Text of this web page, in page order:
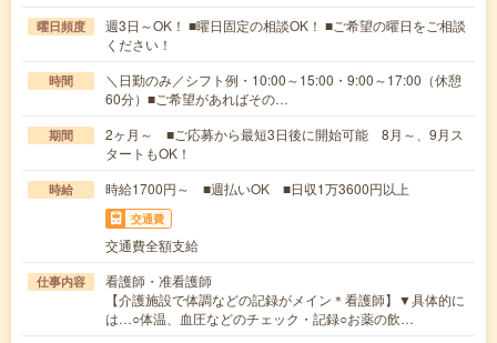
曜日頻度
週3日～OK！ ■曜日固定の相談OK！ ■ご希望の曜日をご相談
ください！
時間
＼日勤のみ／シフト例・10:00～15:00・9:00～17:00（休憩
60分）■ご希望があればその…
期間
2ヶ月～ ■ご応募から最短3日後に開始可能 8月～、9月ス
タートもOK！
時給 時給1700円～ ■週払いOK ■日収1万3600円以上
交通費
交通費全額支給
仕事内容
看護師・准看護師
【介護施設で体調などの記録がメイン＊看護師】▼具体的に
は…○体温、血圧などのチェック・記録○お薬の飲…